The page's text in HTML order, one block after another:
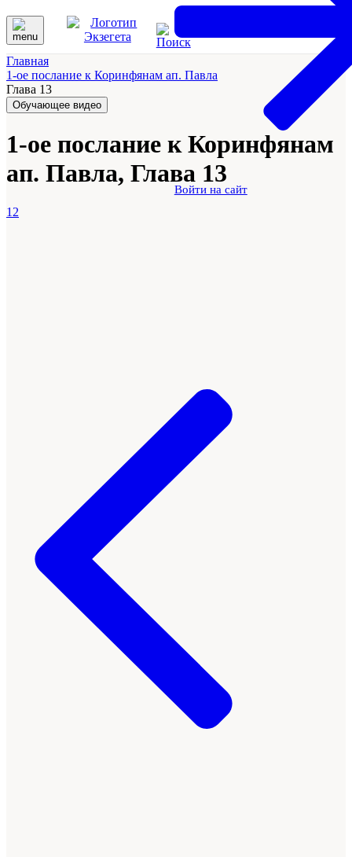
Войти на сайт
Главная
1-ое послание к Коринфянам ап. Павла
Глава 13
Обучающее видео
1-ое послание к Коринфянам
ап. Павла, Глава 13
12